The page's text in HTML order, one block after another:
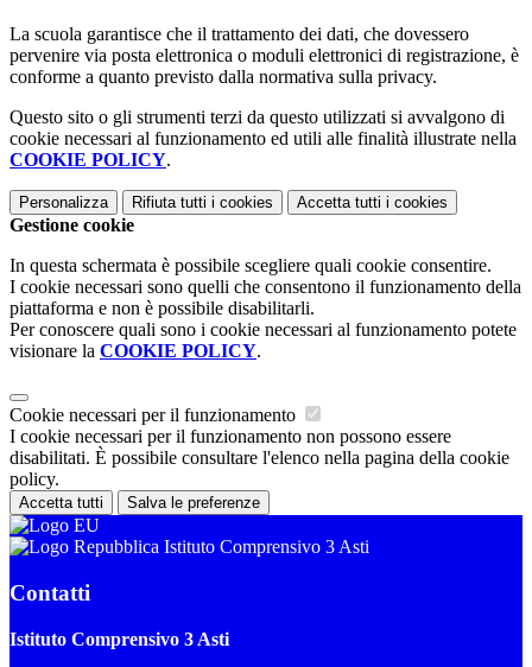
La scuola garantisce che il trattamento dei dati, che dovessero
pervenire via posta elettronica o moduli elettronici di registrazione, è
conforme a quanto previsto dalla normativa sulla privacy.
Questo sito o gli strumenti terzi da questo utilizzati si avvalgono di
cookie necessari al funzionamento ed utili alle finalità illustrate nella
COOKIE POLICY.
Personalizza Rifiuta tutti i cookies Accetta tutti i cookies
Gestione cookie
In questa schermata è possibile scegliere quali cookie consentire.
I cookie necessari sono quelli che consentono il funzionamento della
piattaforma e non è possibile disabilitarli.
Per conoscere quali sono i cookie necessari al funzionamento potete
visionare la COOKIE POLICY.
Cookie necessari per il funzionamento
I cookie necessari per il funzionamento non possono essere
disabilitati. È possibile consultare l'elenco nella pagina della cookie
policy.
Accetta tutti Salva le preferenze
Istituto Comprensivo 3 Asti
Contatti
Istituto Comprensivo 3 Asti